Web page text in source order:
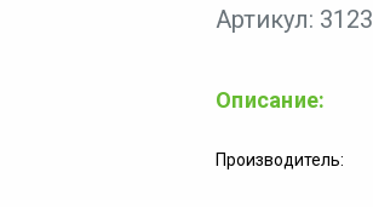
Артикул: 3123
Описание:
Производитель: